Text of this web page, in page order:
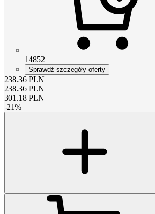
14852
Sprawdź szczegóły oferty
238.36 PLN
238.36 PLN
301.18 PLN
-21%